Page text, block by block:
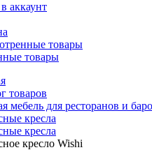
аккаунт
товары
товары
товаров
мебель для ресторанов и
кресла
кресла
кресло Wishi